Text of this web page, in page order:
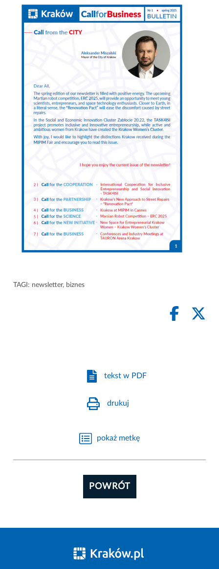
TAGI: newsletter, biznes
tekst w PDF
drukuj
pokaż metkę
POWRÓT